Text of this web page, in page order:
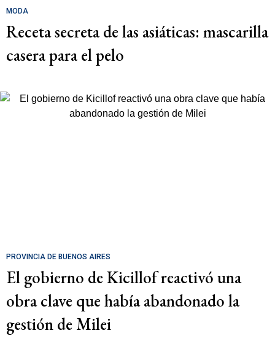
MODA
Receta secreta de las asiáticas: mascarilla
casera para el pelo
PROVINCIA DE BUENOS AIRES
El gobierno de Kicillof reactivó una
obra clave que había abandonado la
gestión de Milei